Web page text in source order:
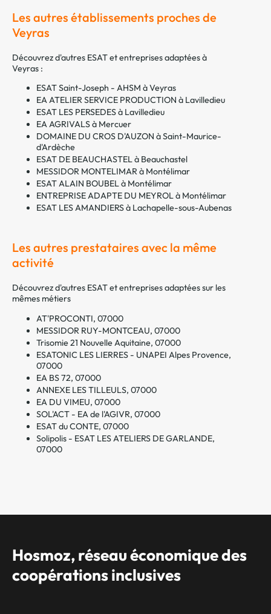
Les autres établissements proches de
Veyras
Découvrez d'autres ESAT et entreprises adaptées à
Veyras :
ESAT Saint-Joseph - AHSM à Veyras
EA ATELIER SERVICE PRODUCTION à Lavilledieu
ESAT LES PERSEDES à Lavilledieu
EA AGRIVALS à Mercuer
DOMAINE DU CROS D'AUZON à Saint-Maurice-
d'Ardèche
ESAT DE BEAUCHASTEL à Beauchastel
MESSIDOR MONTELIMAR à Montélimar
ESAT ALAIN BOUBEL à Montélimar
ENTREPRISE ADAPTE DU MEYROL à Montélimar
ESAT LES AMANDIERS à Lachapelle-sous-Aubenas
Les autres prestataires avec la même
activité
Découvrez d'autres ESAT et entreprises adaptées sur les
mêmes métiers
AT'PROCONTI, 07000
MESSIDOR RUY-MONTCEAU, 07000
Trisomie 21 Nouvelle Aquitaine, 07000
ESATONIC LES LIERRES - UNAPEI Alpes Provence,
07000
EA BS 72, 07000
ANNEXE LES TILLEULS, 07000
EA DU VIMEU, 07000
SOL'ACT - EA de l'AGIVR, 07000
ESAT du CONTE, 07000
Solipolis - ESAT LES ATELIERS DE GARLANDE,
07000
Hosmoz, réseau économique des
coopérations inclusives